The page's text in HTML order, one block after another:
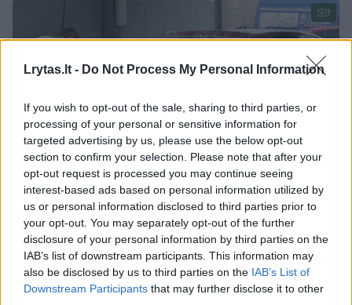
Lrytas.lt - Do Not Process My Personal Information
If you wish to opt-out of the sale, sharing to third parties, or
processing of your personal or sensitive information for
targeted advertising by us, please use the below opt-out
section to confirm your selection. Please note that after your
opt-out request is processed you may continue seeing
interest-based ads based on personal information utilized by
us or personal information disclosed to third parties prior to
your opt-out. You may separately opt-out of the further
disclosure of your personal information by third parties on the
IAB’s list of downstream participants. This information may
also be disclosed by us to third parties on the IAB’s List of
Downstream Participants that may further disclose it to other
1
Norite sutaupyti ir nusiplauti automobilį
kieme? Sumokėsite daug brangiau, nei
plovykloje
Auto 2026-04-06